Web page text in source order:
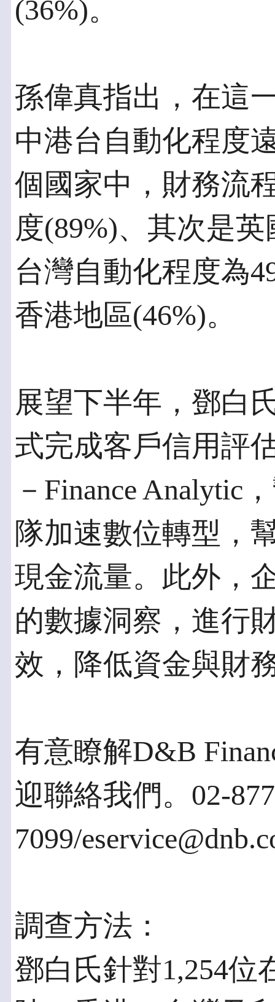
(36%)。
孫偉真指出，在這
中港台自動化程度
個國家中，財務流
度(89%)、其次是
台灣自動化程度為
香港地區(46%)。
展望下半年，鄧白
式完成客戶信用評
－Finance Analytic
隊加速數位轉型，
現金流量。此外，
的數據洞察，進行
效，降低資金與財
有意瞭解D&B
迎聯絡我們。02-
7099/
調查方法：
鄧白氏針對1,254位